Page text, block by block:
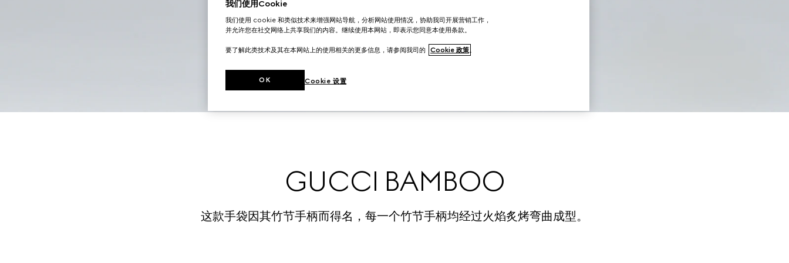
GUCCI BAMBOO
这款手袋因其竹节手柄而得名，每一个竹节手柄均经过火焰炙烤弯曲成型。
我们使用Cookie
我们使用 cookie 和类似技术来增强网站导航，分析网站使用情况，协助我司开展营销工作，
并允许您在社交网络上共享我们的内容。继续使用本网站，即表示您同意本使用条款。
要了解此类技术及其在本网站上的使用相关的更多信息，请参阅我司的 Cookie 政策。
Cookie 设置
OK